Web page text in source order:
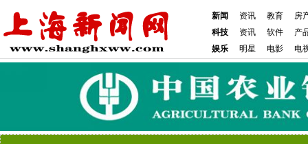
新闻 资讯 教育
房
科技
资讯 软件
产
娱乐
明星 电影 电